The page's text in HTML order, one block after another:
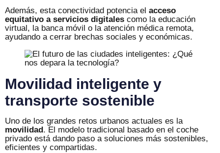
Además, esta conectividad potencia el acceso
equitativo a servicios digitales como la educación
virtual, la banca móvil o la atención médica remota,
ayudando a cerrar brechas sociales y económicas.
Movilidad inteligente y
transporte sostenible
Uno de los grandes retos urbanos actuales es la
movilidad. El modelo tradicional basado en el coche
privado está dando paso a soluciones más sostenibles,
eficientes y compartidas.